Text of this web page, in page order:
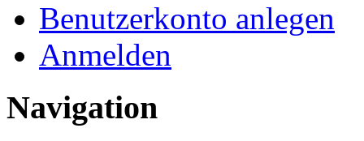
Benutzerkonto anlegen
Anmelden
Navigation